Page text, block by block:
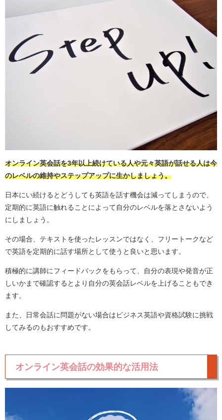
オンライン英会話を3年以上続けている人や元々英語が話せる人は今
のレベルの維持やステップアップに生かしましょう。
日本にい続けるとどうしても英語を話す機会は減ってしまうので、
定期的に英語に触れることによって自分のレベルを落とさないよう
にしましょう。
その場合、テキストを使ったレッスンではなく、フリートークなど
で英語を定期的に話す場所として使うと良いと思います。
積極的に講師にフィードバックをもらって、自分の表現や発音が正
しいかまで確認するとより自分の英会話レベルを上げることもでき
ます。
また、日常会話に問題がない場合はビジネス英語や資格試験に挑戦
してみるのもおすすめです。
オンライン英会話の効果的な活用法